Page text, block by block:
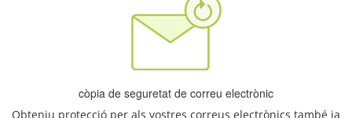
còpia de seguretat de correu electrònic
Obteniu protecció per als vostres correus electrònics també ja